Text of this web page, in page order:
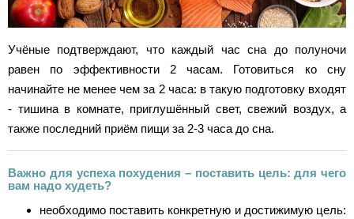
Учёные подтверждают, что каждый час сна до полуночи
равен по эффективности 2 часам. Готовиться ко сну
начинайте не менее чем за 2 часа: в такую подготовку входят
- тишина в комнате, приглушённый свет, свежий воздух, а
также последний приём пищи за 2-3 часа до сна.
Важно для успеха похудения – поставить цель: для чего
вам надо худеть?
необходимо поставить конкретную и достижимую цель: